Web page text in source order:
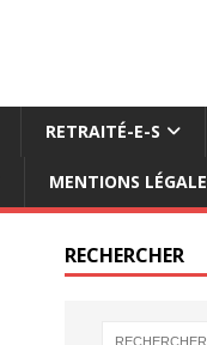
RETRAITÉ-E-S
MENTIONS
RECHERCHER